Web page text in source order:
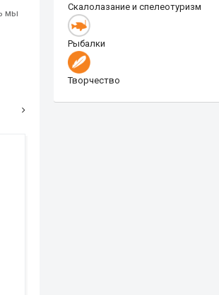
мы
Скалолазание и спелеотуризм
Рыбалки
Творчество